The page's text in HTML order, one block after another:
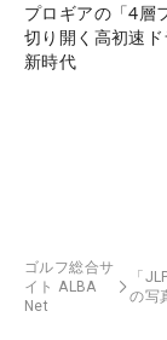
プロギアの「4層
切り開く高初速
新時代
ゴルフ総合サ
イト ALBA
Net
「
の写